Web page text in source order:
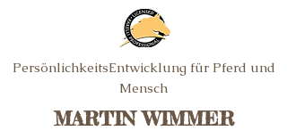
PersönlichkeitsEntwicklung für Pferd und
Mensch
MARTIN WIMMER